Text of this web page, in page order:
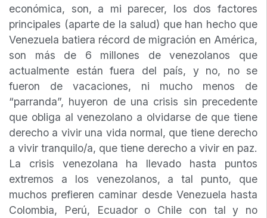
económica, son, a mi parecer, los dos factores
principales (aparte de la salud) que han hecho que
Venezuela batiera récord de migración en América,
son más de 6 millones de venezolanos que
actualmente están fuera del país, y no, no se
fueron de vacaciones, ni mucho menos de
“parranda”, huyeron de una crisis sin precedente
que obliga al venezolano a olvidarse de que tiene
derecho a vivir una vida normal, que tiene derecho
a vivir tranquilo/a, que tiene derecho a vivir en paz.
La crisis venezolana ha llevado hasta puntos
extremos a los venezolanos, a tal punto, que
muchos prefieren caminar desde Venezuela hasta
Colombia, Perú, Ecuador o Chile con tal y no